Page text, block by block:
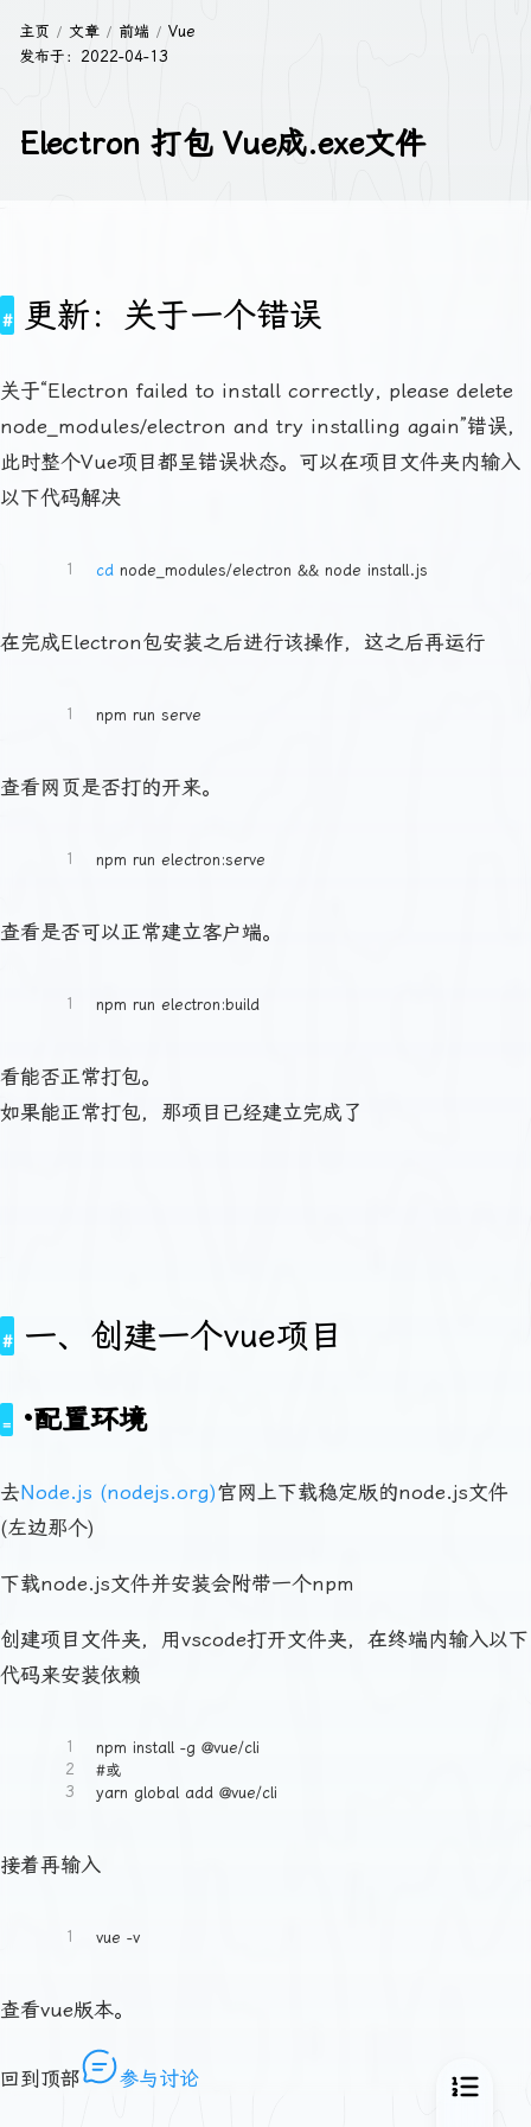
主页 文章 前端
Vue
发布于： 2022-04-13
Electron 打包 Vue成.exe文件
更新：关于一个错误
关于“Electron failed to install correctly, please delete
node_modules/electron and try installing again”错误，
此时整个Vue项目都呈错误状态。可以在项目文件夹内输入
以下代码解决
1 cd node_modules/electron && node install.js
在完成Electron包安装之后进行该操作，这之后再运行
1 npm run serve
查看网页是否打的开来。
1 npm run electron:serve
查看是否可以正常建立客户端。
1 npm run electron:build
看能否正常打包。
如果能正常打包，那项目已经建立完成了
一、创建一个vue项目
·配置环境
去Node.js (nodejs.org)官网上下载稳定版的node.js文件
(左边那个)
下载node.js文件并安装会附带一个npm
创建项目文件夹，用vscode打开文件夹，在终端内输入以下
代码来安装依赖
1
2
3
npm install -g @vue/cli
#或
yarn global add @vue/cli
接着再输入
1 vue -v
查看vue版本。
回到顶部 参与讨论